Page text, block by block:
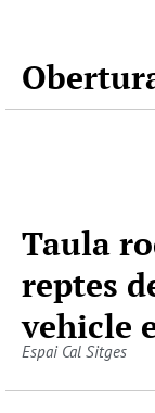
Taula
reptes
vehicle
Espai Cal Sitges